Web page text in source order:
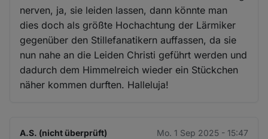
nerven, ja, sie leiden lassen, dann könnte man
dies doch als größte Hochachtung der Lärmiker
gegenüber den Stillefanatikern auffassen, da sie
nun nahe an die Leiden Christi geführt werden und
dadurch dem Himmelreich wieder ein Stückchen
näher kommen durften. Halleluja!
A.S. (nicht überprüft) Mo. 1 Sep 2025 - 15:47